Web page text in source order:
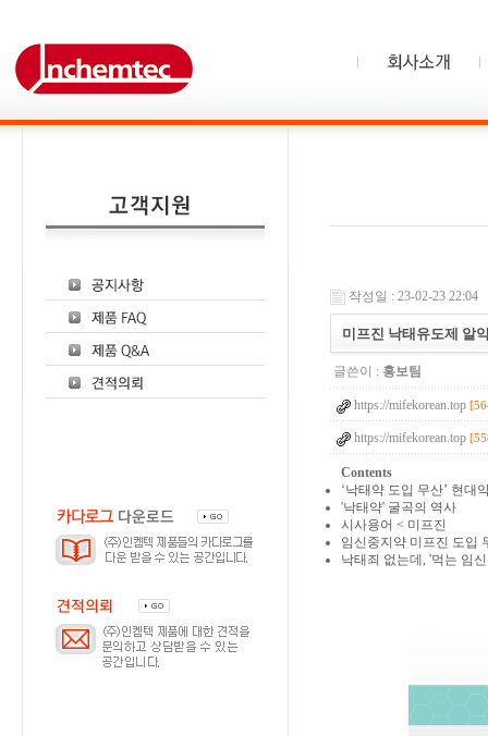
작성일 : 23-02-23 22:04
미프진 낙태유도제 알
글쓴이 : 홍보팀
https://mifekorean.top
https://mifekorean.top
Contents
‘낙태약 도입 무산’ 현대
'낙태약' 굴곡의 역사
시사용어 < 미프진
임신중지약 미프진 도입
낙태죄 없는데, '먹는 임